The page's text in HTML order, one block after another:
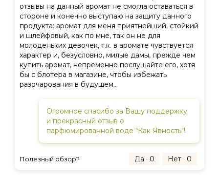
отзывы на данный аромат не смогла оставаться в
стороне и конечно выступаю на защиту данного
продукта: аромат для меня приятнейший, стойкий
и шлейфовый, как по мне, так он не для
молоденьких девочек, т.к. в аромате чувствуется
характер и, безусловно, милые дамы, прежде чем
купить аромат, непременно послушайте его, хотя
бы с блотера в магазине, чтобы избежать
разочарования в будущем...
Огромное спасибо за Вашу поддержку
и прекрасный отзыв о
парфюмированной воде "Как Явность"!
Полезный обзор? Да · 0 Нет · 0